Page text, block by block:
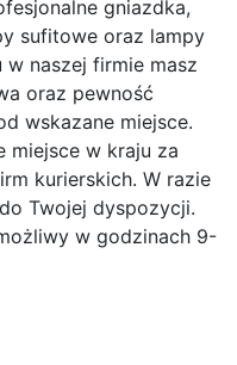
gniazdka,
sufitowe oraz lampy
w naszej firmie masz
oraz pewność
wskazane miejsce.
miejsce w kraju za
kurierskich. W razie
Twojej dyspozycji.
w godzinach 9-